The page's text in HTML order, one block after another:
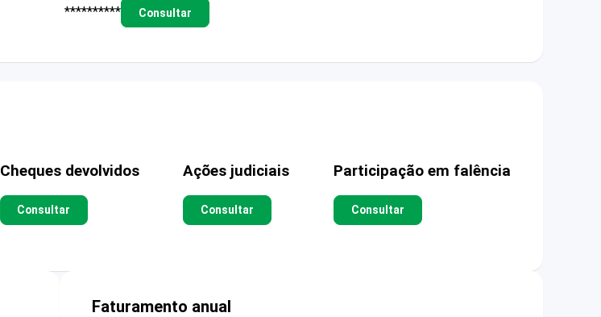
**********
Consultar
Cheques devolvidos
Consultar
Ações judiciais
Consultar
Participação em falência
Consultar
Faturamento anual